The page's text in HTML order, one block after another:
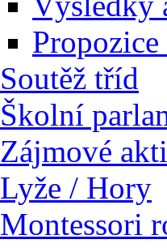
Soutěž tříd
Školní
Zájmové
Lyže / Hory
Montessori